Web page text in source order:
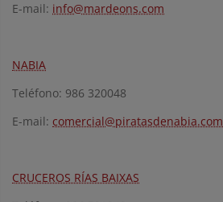
E-mail: info@mardeons.com
NABIA
Teléfono: 986 320048
E-mail: comercial@piratasdenabia.com
CRUCEROS RÍAS BAIXAS